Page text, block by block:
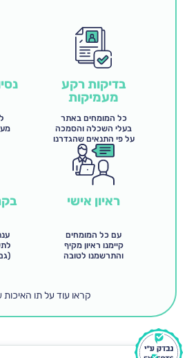
בדיקות רקע
מעמיקות
כל המומחים באתר
בעלי השכלה והסמכה
על פי התנאים שהגדרנו
ראיון אישי
עם כל המומחים
קיימנו ראיון מקיף
והתרשמנו לטובה
קראו עוד על תו האיכות